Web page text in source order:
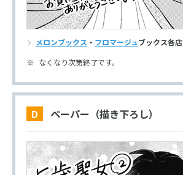
メロンブックス ・ フロマージュブックス各店
なくなり次第終了です。
D ペーパー（描き下ろし）